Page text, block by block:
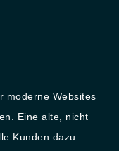
moderne Websites
Eine alte, nicht
Kunden dazu